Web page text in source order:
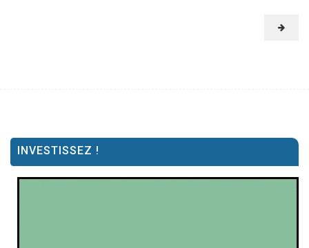
INVESTISSEZ !